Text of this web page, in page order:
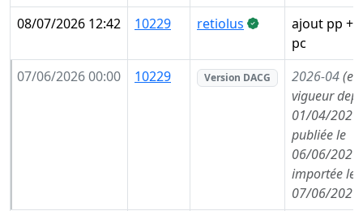
08/07/2026 12:42
10229 retiolus
ajout pp +
pc
07/06/2026 00:00
10229 Version DACG 2026-04(en
vigueur
01/04/2026,
publiée le
06/06/2026,
importée le
07/06/2026)